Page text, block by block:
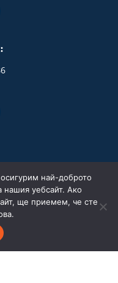
най-доброто
нашия уебсайт. Ако
ще приемем, че сте